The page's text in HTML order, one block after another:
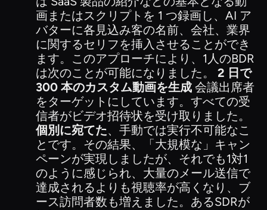
画またはスクリプトを 1 つ録画し、AI ア
バターに各見込み客の名前、会社、業界
に関するセリフを挿入させることができ
ます。このアプローチにより、1人のBDR
は次のことが可能になりました。 2 日で
300 本のカスタム動画を生成 会議出席者
をターゲットにしています。すべての受
信者がビデオ招待状を受け取りました。
個別に宛てた、手動では実行不可能なこ
とです。その結果、「大規模な」キャン
ペーンが実現しましたが、それでも1対1
のように感じられ、大量のメール送信で
達成されるよりも視聴率が高くなり、ブ
ース訪問者数も増えました。あるSDRが